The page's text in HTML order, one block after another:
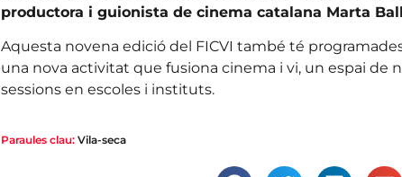
productora i guionista de cinema catalana Marta
Aquesta novena edició del FICVI també té
una nova activitat que fusiona cinema i vi, un espai de
sessions en escoles i instituts.
Paraules clau: Vila-seca